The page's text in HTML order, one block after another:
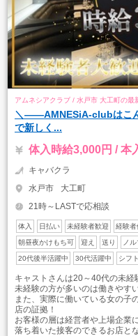
アムネシアクラブ / 水戸市 大工町の最
＼――AMNESiA-clubはこ
で新しく...
体入時給3,000円 / 本
キャバクラ
水戸市
大工町
21時～LASTで応相談
体入 日払い 未経験者歓迎 経験者
朝昼夜かけもち可 迎え 送り ノル
20代後半活躍中 30代活躍中 シフ
キャストさんは20～40代の未経
未経験の方が多いのは働きやす
また、実際に働いている女の子
店の証拠！
お客様の層は経営者や上場企業
落ち着いた接客のできるお店と